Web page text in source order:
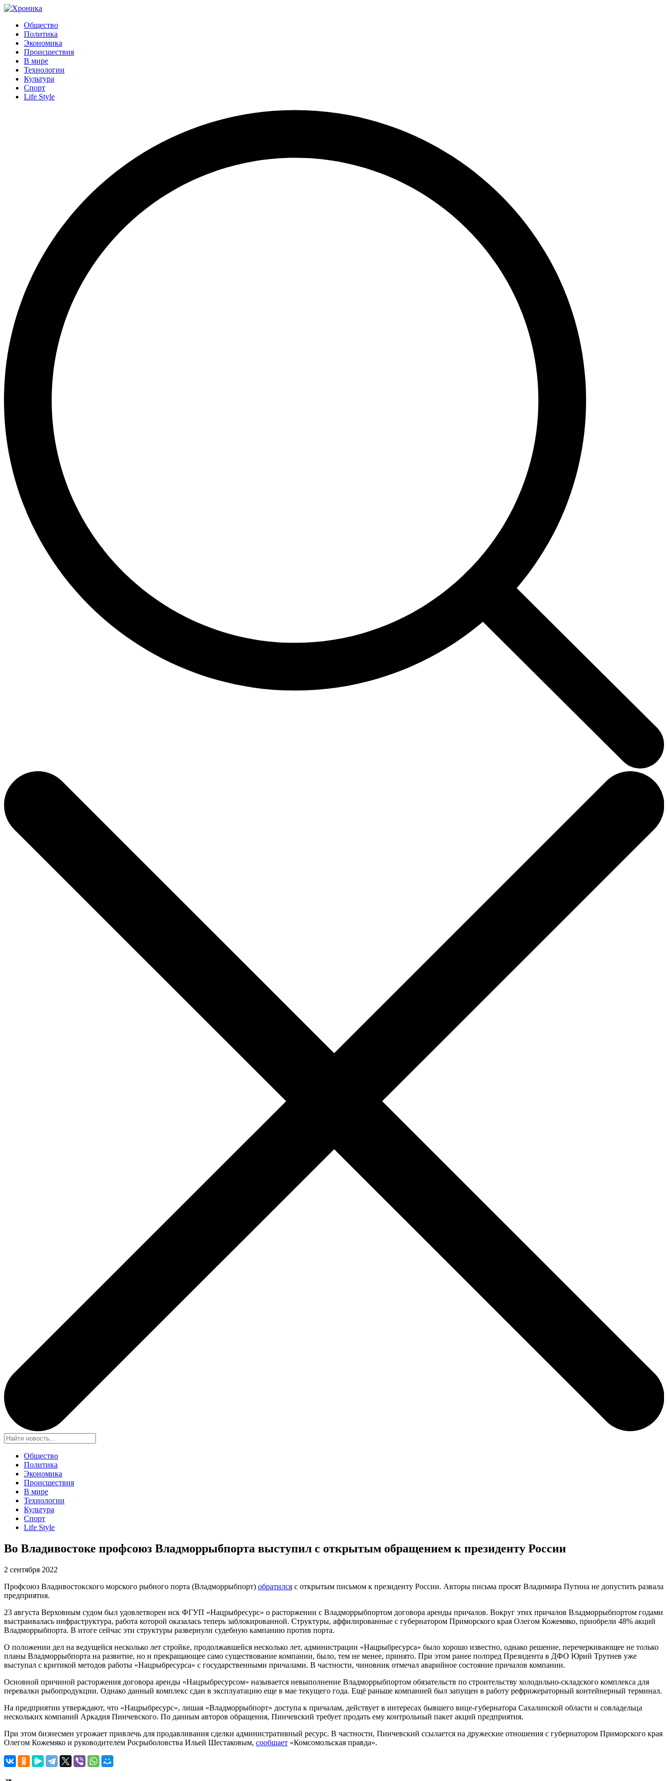
Общество
Политика
Экономика
Происшествия
В мире
Технологии
Культура
Спорт
Life Style
Общество
Политика
Экономика
Происшествия
В мире
Технологии
Культура
Спорт
Life Style
Во Владивостоке профсоюз Владморрыбпорта выступил с открытым обращением к президенту России
2 сентября 2022
Профсоюз Владивостокского морского рыбного порта (Владморрыбпорт) обратился с открытым письмом к президенту России. Авторы письма просят Владимира Путина не допустить развала
предприятия.
23 августа Верховным судом был удовлетворен иск ФГУП «Нацрыбресурс» о расторжении с Владморрыбпортом договора аренды причалов. Вокруг этих причалов Владморрыбпортом годами
выстраивалась инфраструктура, работа которой оказалась теперь заблокированной. Структуры, аффилированные с губернатором Приморского края Олегом Кожемяко, приобрели 48% акций
Владморрыбпорта. В итоге сейчас эти структуры развернули судебную кампанию против порта.
О положении дел на ведущейся несколько лет стройке, продолжавшейся несколько лет, администрации «Нацрыбресурса» было хорошо известно, однако решение, перечеркивающее не только
планы Владморрыбпорта на развитие, но и прекращающее само существование компании, было, тем не менее, принято. При этом ранее полпред Президента в ДФО Юрий Трутнев уже
выступал с критикой методов работы «Нацрыбресурса» с государственными причалами. В частности, чиновник отмечал аварийное состояние причалов компании.
Основной причиной расторжения договора аренды «Нацрыбресурсом» называется невыполнение Владморрыбпортом обязательств по строительству холодильно-складского комплекса для
перевалки рыбопродукции. Однако данный комплекс сдан в эксплуатацию еще в мае текущего года. Ещё раньше компанией был запущен в работу рефрижераторный контейнерный терминал.
На предприятии утверждают, что «Нацрыбресурс», лишая «Владморрыбпорт» доступа к причалам, действует в интересах бывшего вице-губернатора Сахалинской области и совладельца
нескольких компаний Аркадия Пинчевского. По данным авторов обращения, Пинчевский требует продать ему контрольный пакет акций предприятия.
При этом бизнесмен угрожает привлечь для продавливания сделки административный ресурс. В частности, Пинчевский ссылается на дружеские отношения с губернатором Приморского края
Олегом Кожемяко и руководителем Росрыболовства Ильей Шестаковым, сообщает «Комсомольская правда».